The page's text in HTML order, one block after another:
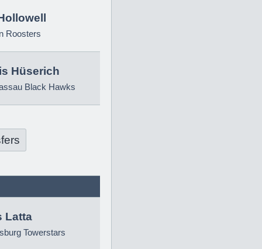
Roosters
Hüserich
Black Hawks
Latta
Towerstars